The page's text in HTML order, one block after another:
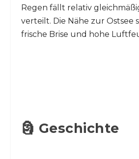
Regen fällt relativ
verteilt. Die Nähe zur Ostsee
frische Brise und hohe
🗿 Geschichte